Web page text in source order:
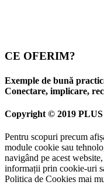
CE OFERIM?
Exemple de bună
Conectare, implicare,
Copyright © 2019
Pentru scopuri precum
module cookie sau
navigând pe acest
informații prin cookie-uri
Politica de Cookies mai